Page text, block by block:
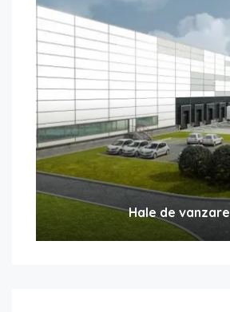
Hale de vanzare